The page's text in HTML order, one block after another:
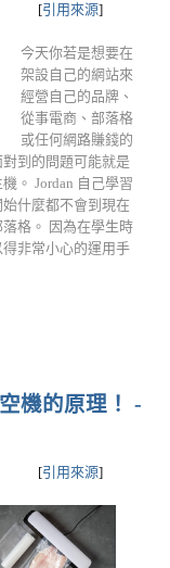
[引用來源]
今天你若是想要在
架設自己的網站來
經營自己的品牌、
從事電商、部落格
或任何網路賺錢的
到的問題可能就是
。 Jordan 自己學習
什麼都不會到現在
格。 因為在學生時
非常小心的運用手
機的原理！ -
[引用來源]